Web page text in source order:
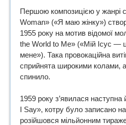
Першою композицією у жанрі
Woman» («Я маю жінку»)
1955 року на мотив відомої
the World to Me» («Мій Ісус —
мене»). Така провокаційна
сприйнята широкими колами,
спинило.
1959 року з’явилася наступна
I Say», котру було записано на
розійшовся мільйонним